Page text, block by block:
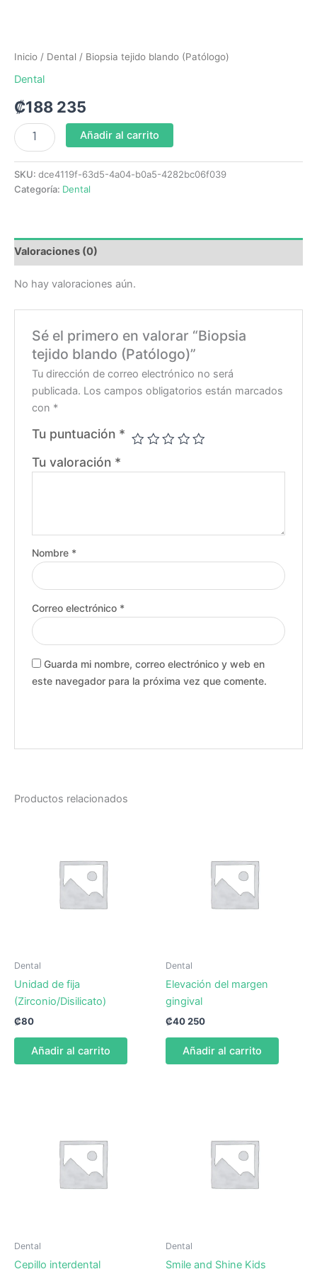
Inicio / Dental / Biopsia tejido blando (Patólogo)
Dental
₡188 235
Añadir al carrito
SKU: dce4119f-63d5-4a04-b0a5-4282bc06f039
Categoría: Dental
Valoraciones (0)
No hay valoraciones aún.
Sé el primero en valorar “Biopsia
tejido blando (Patólogo)”
Tu dirección de correo electrónico no será
publicada. Los campos obligatorios están marcados
con *
Tu puntuación *
Tu valoración *
Nombre *
Correo electrónico *
Guarda mi nombre, correo electrónico y web en
este navegador para la próxima vez que comente.
Productos relacionados
Dental
Unidad de fija
(Zirconio/Disilicato)
₡80
Añadir al carrito
Dental
Elevación del margen
gingival
₡40 250
Añadir al carrito
Dental
Cepillo interdental
Dental
Smile and Shine Kids